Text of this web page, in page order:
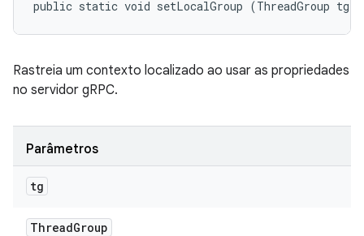
public static void setLocalGroup (ThreadGroup tg)
Rastreia um contexto localizado ao usar as propriedades
no servidor gRPC.
Parâmetros
tg
ThreadGroup